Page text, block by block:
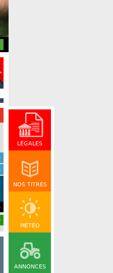
LÉGALES
NOS TITRES
MÉTÉO
ANNONCES